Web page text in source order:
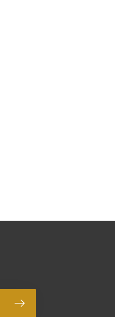
Abonneer